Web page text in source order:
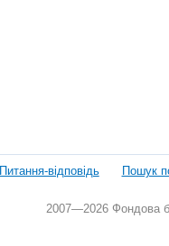
Питання-відповідь Пошук
2007—2026 Фондова